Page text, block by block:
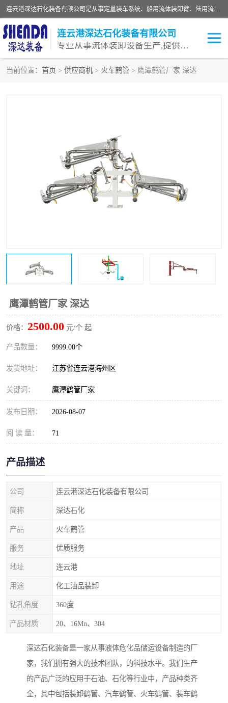
连云港深达石化装备有限公司是从事定量装车系统、船用流体装卸臂、陆用流体装卸臂（鹤管）、活动梯、钢构平台等全系列流体装卸设备的设计、制造、销售以及服务的专业供应商。公司始终以客户为中心，密切跟踪国内外油气储运及装卸设备先进技术的发展，以先进的技术、优质的产品、一流的服务，满足客户需求。
连云港深达石化装备有限公司
专业从事流体装卸设备生产,提供全面解决方案，生产与定制服务
当前位置： 首页 > 供应商机 > 火车鹤管 > 鹰潭鹤管厂家 深达
鹰潭鹤管厂家 深达
价格： 2500.00 元/个 起
产品数量： 9999.00个
发货地址： 江苏省连云港海州区
关键词： 鹰潭鹤管厂家
发布日期： 2026-08-07
阅 读 量： 71
产品描述
公司 连云港深达石化装备有限公司
简称 深达石化
产品 火车鹤管
服务 优质服务
地址 连云港
用途 化工油品装卸
钻孔角度 360度
产品材质 20、16Mn、304
深达石化装备是一家从事液体危化品储运设备制造的厂
家，我们拥有强大的技术团队，的科技水平。我们生产
的产品广泛的应用于石油、石化等行业中，产品种类齐
全，其中包括装卸鹤管、汽车鹤管、火车鹤管、装车鹤
输油臂
撬装鹤管 汽车鹤管